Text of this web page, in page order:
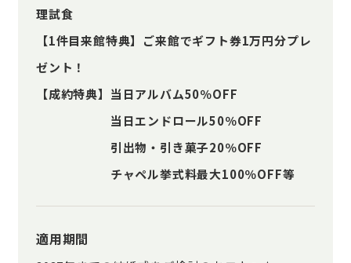
理試食
【1件目来館特典】ご来館でギフト券1万円分プレ
ゼント！
【成約特典】当日アルバム50％OFF
当日エンドロール50％OFF
引出物・引き菓子20％OFF
チャペル挙式料最大100％OFF等
適用期間